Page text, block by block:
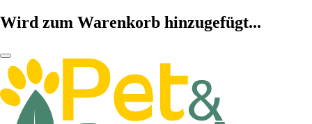
Wird zum Warenkorb hinzugefügt...